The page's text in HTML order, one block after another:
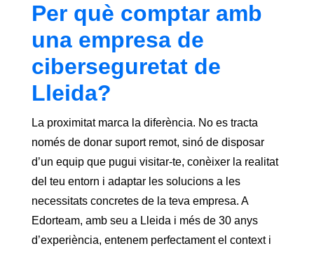
Per què comptar amb
una empresa de
ciberseguretat de
Lleida?
La proximitat marca la diferència. No es tracta
només de donar suport remot, sinó de disposar
d’un equip que pugui visitar-te, conèixer la realitat
del teu entorn i adaptar les solucions a les
necessitats concretes de la teva empresa. A
Edorteam, amb seu a Lleida i més de 30 anys
d’experiència, entenem perfectament el context i